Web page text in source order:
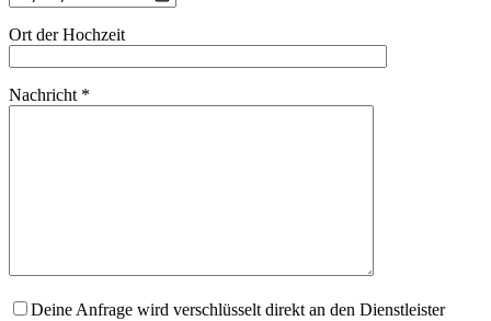
Ort der Hochzeit
Nachricht *
Deine Anfrage wird verschlüsselt direkt an den Dienstleister